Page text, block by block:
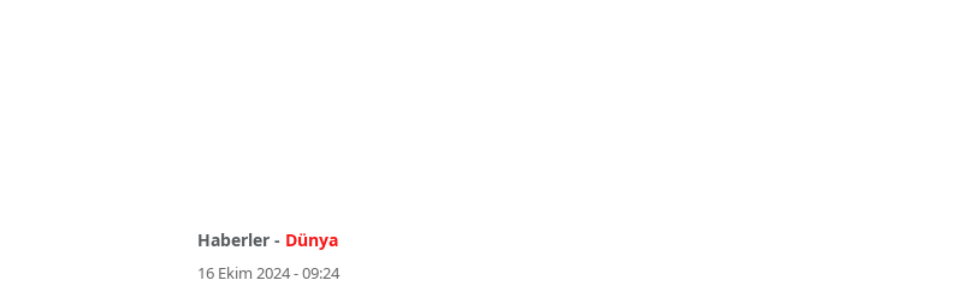
Haberler - Dünya
16 Ekim 2024 - 09:24